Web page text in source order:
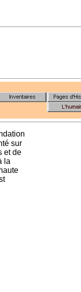
sur
et de
la